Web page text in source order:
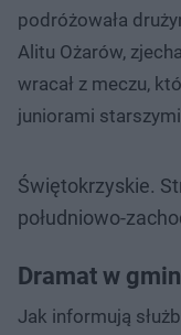
podróżowała
Alitu Ożarów,
wracał z meczu,
juniorami
Świętokrzyskie.
południowo-
Dramat w
Jak informują